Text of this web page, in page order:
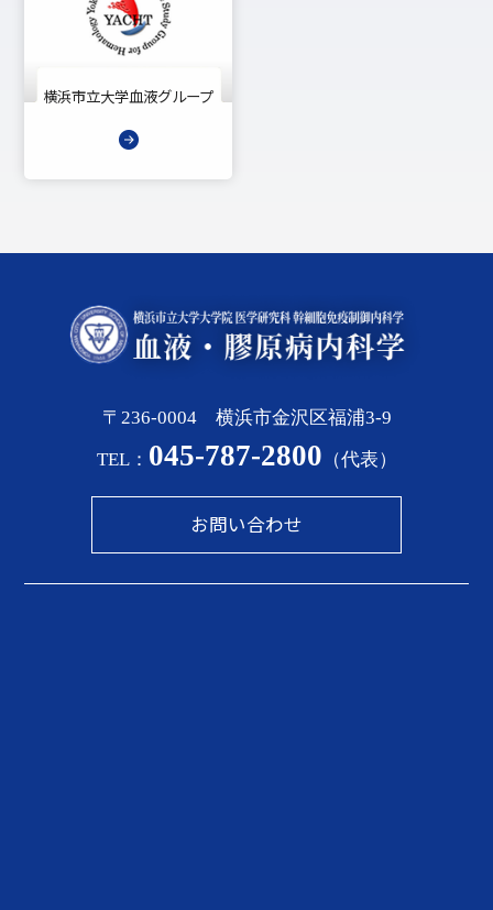
横浜市立大学血液グループ
〒236-0004 横浜市金沢区福浦3-9
TEL： 045-787-2800 （代表）
お問い合わせ